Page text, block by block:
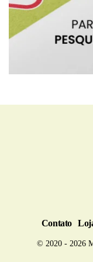
Contato
© 2020 - 2026